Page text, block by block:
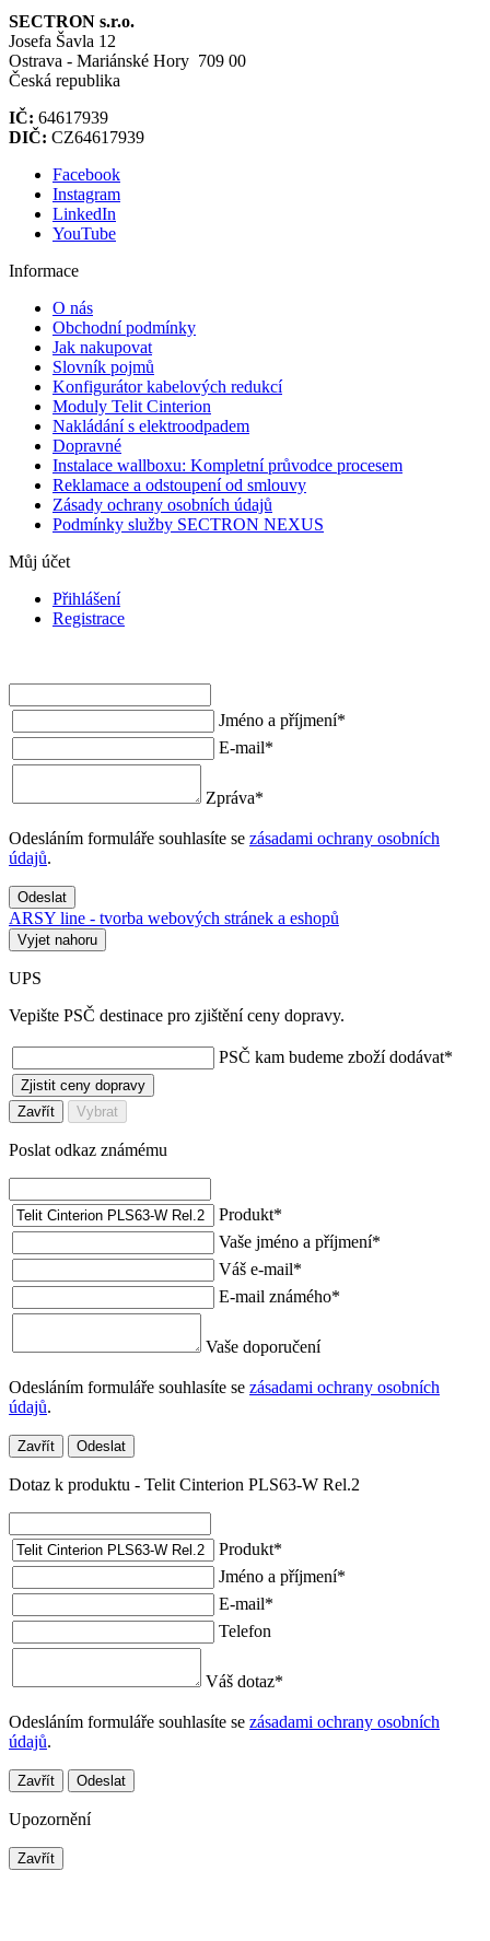
SECTRON s.r.o.
Josefa Šavla 12
Ostrava - Mariánské Hory 709 00
Česká republika
IČ: 64617939
DIČ: CZ64617939
Facebook
Instagram
LinkedIn
YouTube
Informace
O nás
Obchodní podmínky
Jak nakupovat
Slovník pojmů
Konfigurátor kabelových redukcí
Moduly Telit Cinterion
Nakládání s elektroodpadem
Dopravné
Instalace wallboxu: Kompletní průvodce procesem
Reklamace a odstoupení od smlouvy
Zásady ochrany osobních údajů
Podmínky služby SECTRON NEXUS
Můj účet
Přihlášení
Registrace
Jméno a příjmení*
E-mail*
Zpráva*
Odesláním formuláře souhlasíte se zásadami ochrany osobních
údajů.
Odeslat
ARSY line - tvorba webových stránek a eshopů
Vyjet nahoru
UPS
Vepište PSČ destinace pro zjištění ceny dopravy.
PSČ kam budeme zboží dodávat*
Zjistit ceny dopravy
Zavřít
Vybrat
Poslat odkaz známému
Produkt*
Vaše jméno a příjmení*
Váš e-mail*
E-mail známého*
Vaše doporučení
Odesláním formuláře souhlasíte se zásadami ochrany osobních
údajů.
Zavřít Odeslat
Dotaz k produktu - Telit Cinterion PLS63-W Rel.2
Produkt*
Jméno a příjmení*
E-mail*
Telefon
Váš dotaz*
Odesláním formuláře souhlasíte se zásadami ochrany osobních
údajů.
Zavřít Odeslat
Upozornění
Zavřít